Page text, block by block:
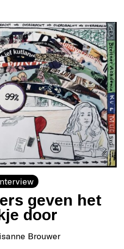
geven het
door
Brouwer